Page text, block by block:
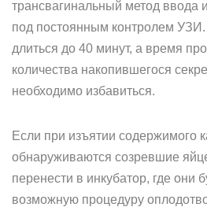
трансвагинальный метод ввода
под постоянным контролем
длиться до 40 минут, а время
количества накопившегося
необходимо избавиться.
Если при изъятии содержимого
обнаруживаются созревшие
перенести в инкубатор, где они
возможную процедуру